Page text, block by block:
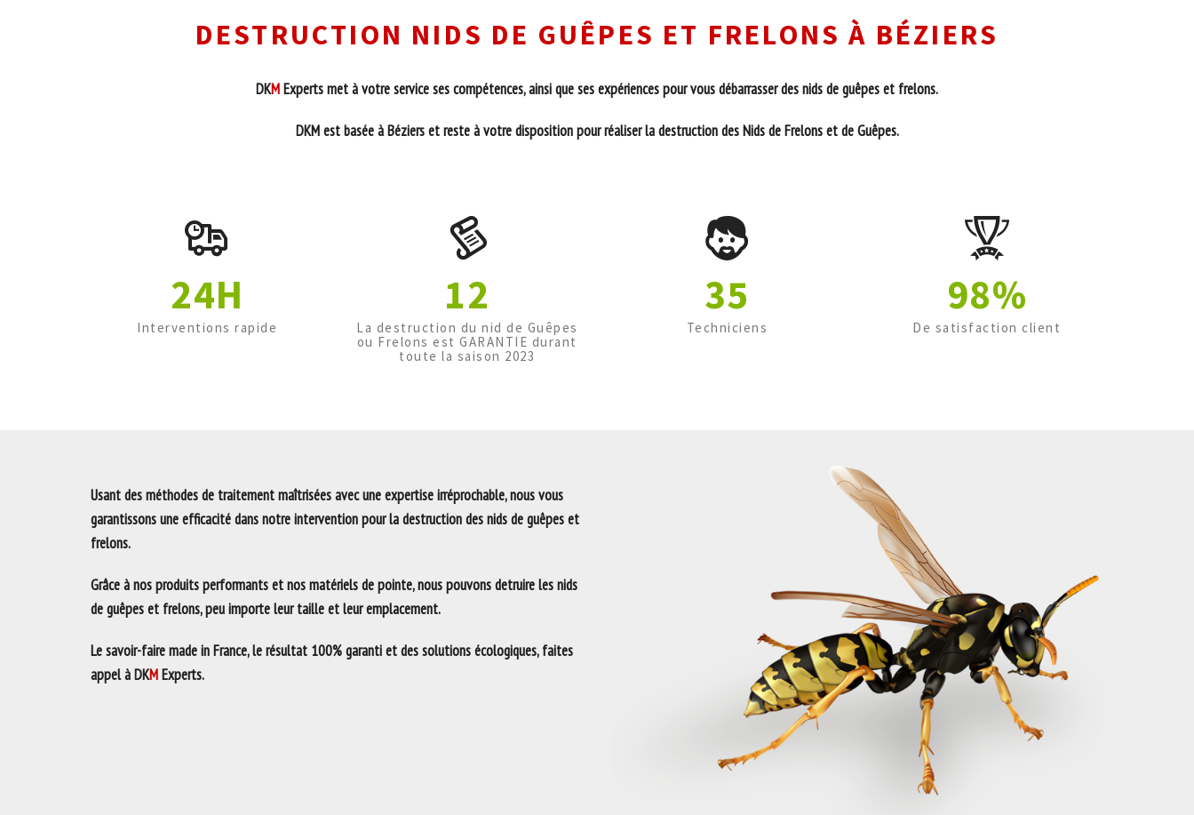
DESTRUCTION NIDS DE GUÊPES ET FRELONS À BÉZIERS
DKMExperts met à votre service ses compétences, ainsi que ses expériences pour vous débarrasser des nids de guêpes et frelons.
DKM est basée à Béziers et reste à votre disposition pour réaliser la destruction des Nids de Frelons et de Guêpes.
24H
Interventions rapide
12
La destruction du nid de Guêpes
ou Frelons est GARANTIE durant
toute la saison 2023
35
Techniciens
98%
De satisfaction client
Usant des méthodes de traitement maîtrisées avec une expertise irréprochable, nous vous
garantissons une efficacité dans notre intervention pour la destruction des nids de guêpes et
frelons.
Grâce à nos produits performants et nos matériels de pointe, nous pouvons detruire les nids
de guêpes et frelons, peu importe leur taille et leur emplacement.
Le savoir-faire made in France, le résultat 100% garanti et des solutions écologiques, faites
appel à DKMExperts.